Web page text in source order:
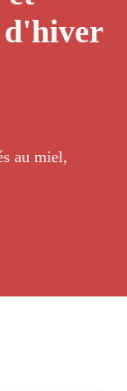
d'hiver
au miel,